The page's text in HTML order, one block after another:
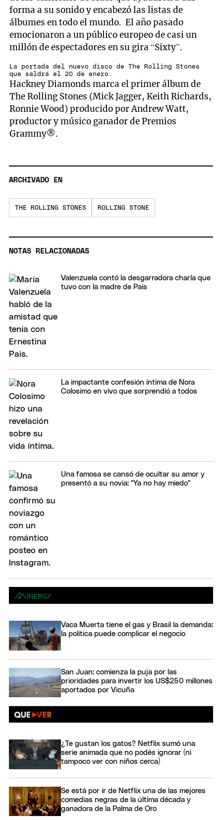
forma a su sonido y encabezó las listas de
álbumes en todo el mundo. El año pasado
emocionaron a un público europeo de casi un
millón de espectadores en su gira “Sixty”.
La portada del nuevo disco de The Rolling Stones
que saldrá el 20 de enero.
Hackney Diamonds marca el primer álbum de
The Rolling Stones (Mick Jagger, Keith Richards,
Ronnie Wood) producido por Andrew Watt,
productor y músico ganador de Premios
Grammy®.
ARCHIVADO EN
THE ROLLING STONES ROLLING STONE
NOTAS RELACIONADAS
Valenzuela contó la desgarradora charla que
tuvo con la madre de Pais
La impactante confesión íntima de Nora
Colosimo en vivo que sorprendió a todos
Una famosa se cansó de ocultar su amor y
presentó a su novia: "Ya no hay miedo"
Vaca Muerta tiene el gas y Brasil la demanda:
la política puede complicar el negocio
San Juan: comienza la puja por las
prioridades para invertir los US$250 millones
aportados por Vicuña
¿Te gustan los gatos? Netflix sumó una
serie animada que no podés ignorar (ni
tampoco ver con niños cerca)
Se está por ir de Netflix una de las mejores
comedias negras de la última década y
ganadora de la Palma de Oro